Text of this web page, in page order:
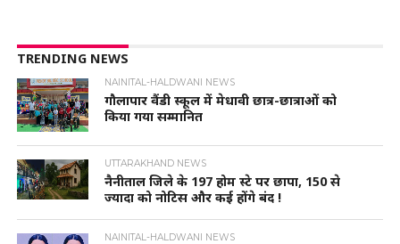
TRENDING NEWS
NAINITAL-HALDWANI NEWS
गौलापार वैंडी स्कूल में मेधावी छात्र-छात्राओं को
किया गया सम्मानित
UTTARAKHAND NEWS
नैनीताल जिले के 197 होम स्टे पर छापा, 150 से
ज्यादा को नोटिस और कई होंगे बंद !
NAINITAL-HALDWANI NEWS